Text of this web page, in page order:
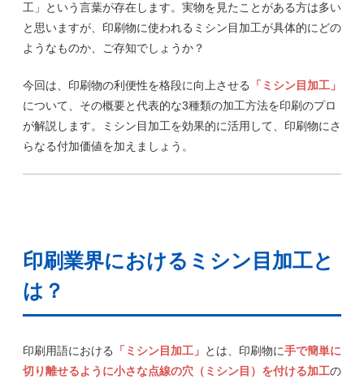
工」という言葉が存在します。実物を見たことがある方は多い
と思いますが、印刷物に使われるミシン目加工が具体的にどの
ようなものか、ご存知でしょうか？
今回は、印刷物の利便性を格段に向上させる
「ミシン目加工」
について、その概要と代表的な3種類の加工方法を印刷のプロ
が解説します。ミシン目加工を効果的に活用して、印刷物にさ
らなる付加価値を加えましょう。
印刷業界におけるミシン目加工と
は？
印刷用語における 「ミシン目加工」 とは、印刷物に手で簡単に
切り離せるように小さな点線の穴（ミシン目）を付ける加工の